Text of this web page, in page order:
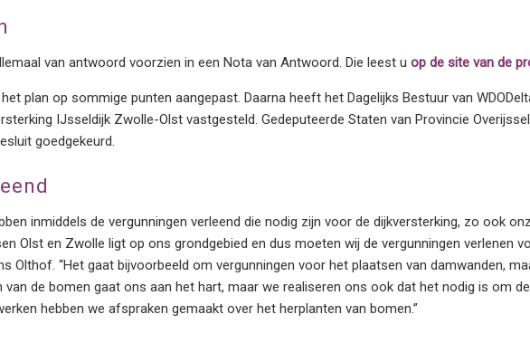
van antwoord voorzien in een Nota van Antwoord. Die leest u op de site van de
plan op sommige punten aangepast. Daarna heeft het Dagelijks Bestuur van
IJsseldijk Zwolle-Olst vastgesteld. Gedeputeerde Staten van Provincie
goedgekeurd.
inmiddels de vergunningen verleend die nodig zijn voor de dijkversterking, zo ook
Olst en Zwolle ligt op ons grondgebied en dus moeten wij de vergunningen verlenen
Olthof. “Het gaat bijvoorbeeld om vergunningen voor het plaatsen van damwanden,
van de bomen gaat ons aan het hart, maar we realiseren ons ook dat het nodig is om
hebben we afspraken gemaakt over het herplanten van bomen.”